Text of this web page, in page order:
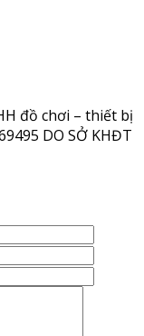
đồ chơi – thiết bị
DO SỞ KHĐT